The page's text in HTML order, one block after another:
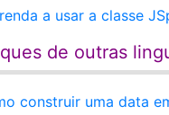
a usar a classe
de outras
construir uma data